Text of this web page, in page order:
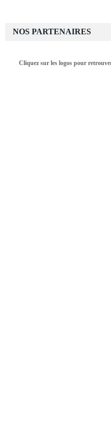
NOS PARTENAIRES
Cliquez sur les logos pour